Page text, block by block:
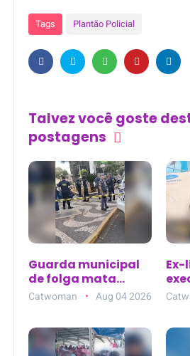
Tags Plantão Policial
Talvez você goste
postagens
Guarda municipal
de folga mata
homem na Praça
Rui Barbosa em
Catwoman Aug 04 2026
Ex-
ao